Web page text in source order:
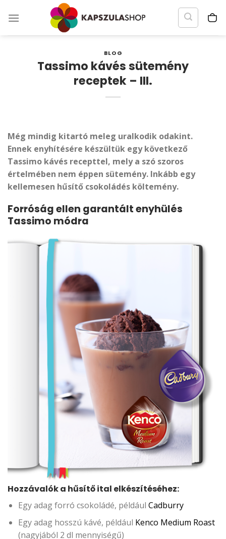
BLOG
Tassimo kávés sütemény
receptek – III.
Még mindig kitartó meleg uralkodik odakint.
Ennek enyhítésére készültük egy következő
Tassimo kávés recepttel, mely a szó szoros
értelmében nem éppen sütemény. Inkább egy
kellemesen hűsítő csokoládés költemény.
Forróság ellen garantált enyhülés
Tassimo módra
Hozzávalók a hűsítő ital elkészítéséhez:
Egy adag forró csokoládé, például Cadburry
Egy adag hosszú kávé, például Kenco Medium Roast
(nagyjából 2 dl mennyiségű)